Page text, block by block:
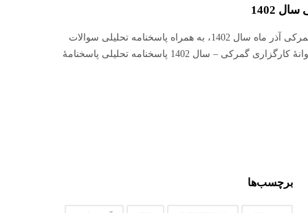
1402
دانلود رایگان سوالات آزمون تخصصی پروانۀ کارگزاری گمرکی آذر ماه سال 1402، به همراه پاسخنامه تحلیلی سوالات
آزمون کارگزاری گمرکی سوالات آزمون تخصصی اخذ پروانۀ کارگزاری گمرکی – سال 1402 پاسخنامه تحلیلی پاسخنامۀ
برچسب‌ها